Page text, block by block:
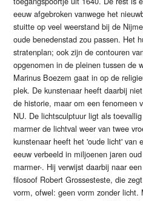
eeuw afgebroken vanwege het
stuitte op veel weerstand bij de
oude benedenstad zou passen. Het
stratenplan; ook zijn de contouren
opgenomen in de pleinen tussen de
Marinus Boezem gaat in op de
plek. De kunstenaar heeft daarbij
de historie, maar om een fenomeen
NU. De lichtsculptuur ligt als
marmer de lichtval weer van twee
kunstenaar heeft het 'oude licht' van
eeuw verbeeld in miljoenen jaren
marmer-. Hij verwijst daarbij naar
filosoof Robert Grossesteste, die
vorm, ofwel: geen vorm zonder